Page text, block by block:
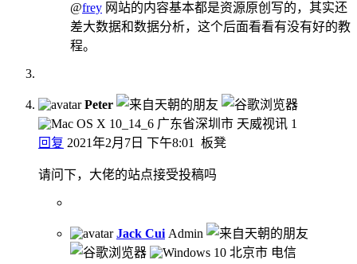
@frey 网站的内容基本都是资源原创写的，其实还
差大数据和数据分析，这个后面看看有没有好的教
程。
Peter
广东省深圳市 天威视讯 1
回复 2021年2月7日 下午8:01 板凳
请问下，大佬的站点接受投稿吗
Jack Cui Admin
北京市 电信